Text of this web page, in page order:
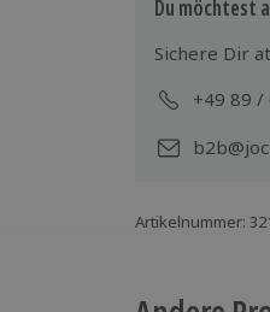
Du möchtest
Sichere Dir
+49 89 /
Artikelnummer: